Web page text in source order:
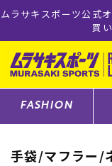
ムラサキスポーツ公式
買
ゲスト様
ログイン
FASHION
手袋/マフラー/